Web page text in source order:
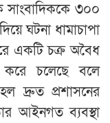
সাংবাদিককে ৩০০
ঘটনা ধামাচাপা
একটি চক্র অবৈধ
চলেছে বলে
দ্রুত প্রশাসনের
আইনগত ব্যবস্থা